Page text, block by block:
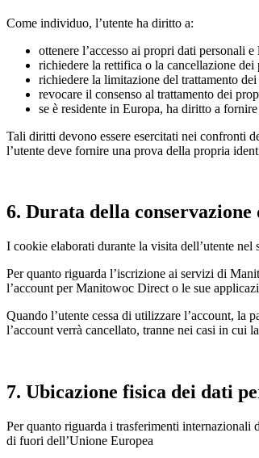
Come individuo, l’utente ha diritto a:
ottenere l’accesso ai propri dati personali
richiedere la rettifica o la cancellazione dei
richiedere la limitazione del trattamento
revocare il consenso al trattamento dei
se è residente in Europa, ha diritto a
Tali diritti devono essere esercitati nei confronti
l’utente deve fornire una prova della propria
6. Durata della conservazione
I cookie elaborati durante la visita dell’utente
Per quanto riguarda l’iscrizione ai servizi di
l’account per Manitowoc Direct o le sue
Quando l’utente cessa di utilizzare l’account, la
l’account verrà cancellato, tranne nei casi in cui
7. Ubicazione fisica dei dati
Per quanto riguarda i trasferimenti internazionali
di fuori dell’Unione Europea